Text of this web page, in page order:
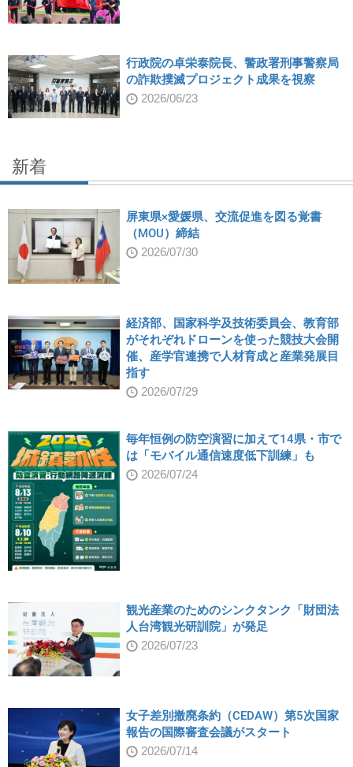
行政院の卓栄泰院長、警政署刑事警察局
の詐欺撲滅プロジェクト成果を視察
2026/06/23
新着
屏東県×愛媛県、交流促進を図る覚書
（MOU）締結
2026/07/30
経済部、国家科学及技術委員会、教育部
がそれぞれドローンを使った競技大会開
催、産学官連携で人材育成と産業発展目
指す
2026/07/29
毎年恒例の防空演習に加えて14県・市で
は「モバイル通信速度低下訓練」も
2026/07/24
観光産業のためのシンクタンク「財団法
人台湾観光研訓院」が発足
2026/07/23
女子差別撤廃条約（CEDAW）第5次国家
報告の国際審査会議がスタート
2026/07/14